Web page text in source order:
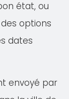
état, ou
options
dates
envoyé par